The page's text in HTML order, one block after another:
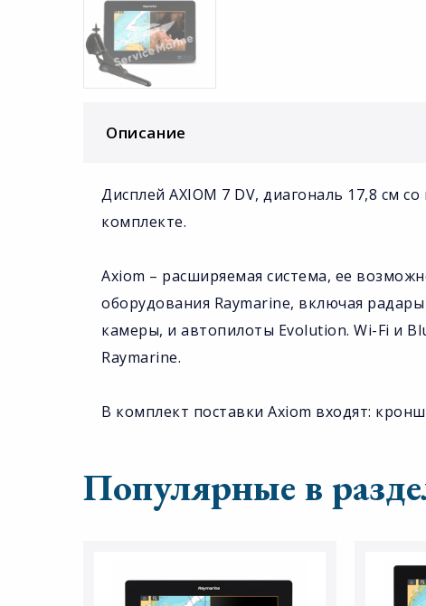
Описание
Дисплей AXIOM 7 DV, диагональ 17,8 см
комплекте.
Axiom – расширяемая система, ее
оборудования Raymarine, включая
камеры, и автопилоты Evolution. Wi-Fi и
Raymarine.
В комплект поставки Axiom входят:
Популярные в